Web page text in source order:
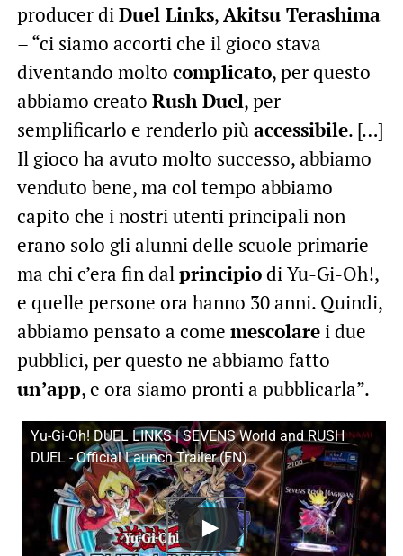
producer diDuel Links,Akitsu Terashima
– “ci siamo accorti che il gioco stava
diventando molto complicato, per questo
abbiamo creato Rush Duel, per
semplificarlo e renderlo piùaccessibile. […]
Il gioco ha avuto molto successo, abbiamo
venduto bene, ma col tempo abbiamo
capito che i nostri utenti principali non
erano solo gli alunni delle scuole primarie
ma chi c’era fin dalprincipiodi Yu-Gi-Oh!,
e quelle persone ora hanno 30 anni. Quindi,
abbiamo pensato a come mescolarei due
pubblici, per questo ne abbiamo fatto
un’app, e ora siamo pronti a pubblicarla”.
Yu-Gi-Oh! DUEL LINKS | SEVENS World and RUSH
DUEL - Official Launch Trailer (EN)